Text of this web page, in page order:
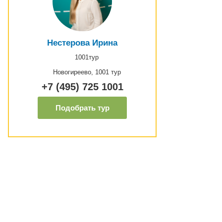
Нестерова Ирина
1001тур
Новогиреево, 1001 тур
+7 (495) 725 1001
Подобрать тур